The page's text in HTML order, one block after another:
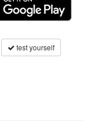
test yourself